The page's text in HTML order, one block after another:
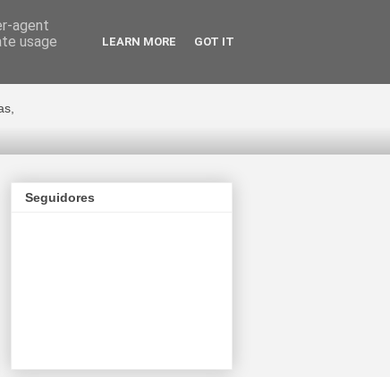
Seguidores
agent
usage
LEARN MORE GOT IT